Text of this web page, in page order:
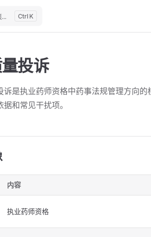
K
投诉
诉是执业药师资格中药事法规管理方向
和常见干扰项。
内容
执业药师资格